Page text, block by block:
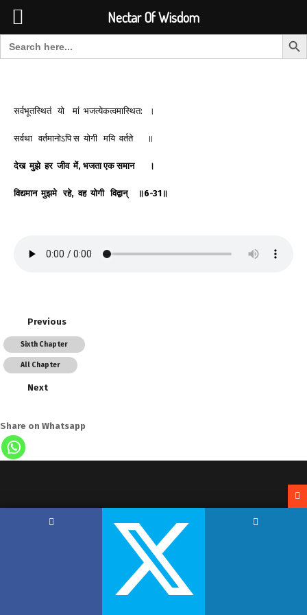
Search for: Search
सर्वभूतस्थितं यो मां भजत्येकत्वमास्थित: ।
सर्वथा वर्तमानोऽपि स योगी मयि वर्तते ॥
देख मुझे हर जीव में, भजता एक समान ।
विद्यमान मुझमे रहे,वह योगी विद्वान् ॥6-31 ॥
Previous
Sixth Chapter
All Chapter
Next
Share on Whatsapp
Nectar Of Wisdom